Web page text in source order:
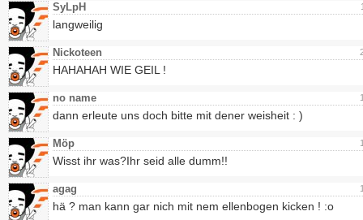
SyLpH
langweilig
Nickoteen
HAHAHAH WIE GEIL !
no name
dann erleute uns doch bitte mit dener weisheit : )
Möp
Wisst ihr was?Ihr seid alle dumm!!
agag
hä ? man kann gar nich mit nem ellenbogen kicken ! :o